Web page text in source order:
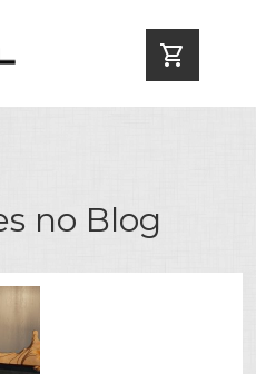
shopping_cart
no Blog